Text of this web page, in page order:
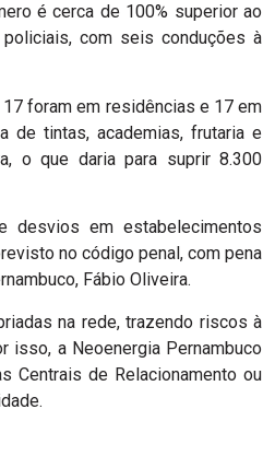
é cerca de 100% superior ao
com seis conduções à
foram em residências e 17 em
de tintas, academias, frutaria e
o que daria para suprir 8.300
desvios em estabelecimentos
no código penal, com pena
Fábio Oliveira.
na rede, trazendo riscos à
isso, a Neoenergia Pernambuco
Centrais de Relacionamento ou